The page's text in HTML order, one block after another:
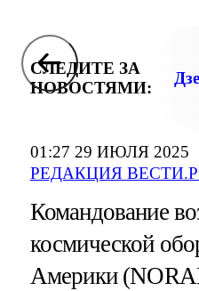
01:27 29 ИЮЛЯ 2025
РЕДАКЦИЯ
СЛЕДИТЕ ЗА
НОВОСТЯМИ:
Командование
космической
Америки